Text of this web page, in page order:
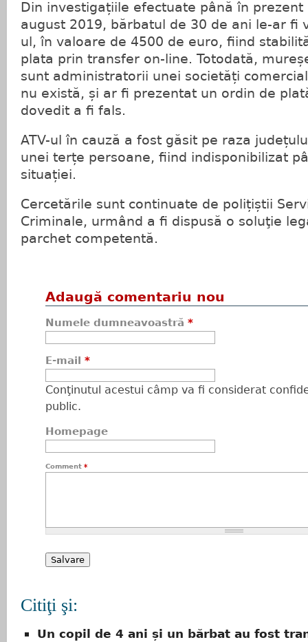
Din investigațiile efectuate până în
august 2019, bărbatul de 30 de ani le-ar fi
ul, în valoare de 4500 de euro, fiind
plata prin transfer on-line. Totodată,
sunt administratorii unei societăți
nu există, și ar fi prezentat un ordin de
dovedit a fi fals.
ATV-ul în cauză a fost găsit pe raza
unei terțe persoane, fiind indisponibilizat
situației.
Cercetările sunt continuate de polițiștii
Criminale, urmând a fi dispusă o soluţie
parchet competentă.
Adaugă comentariu nou
Numele dumneavoastră *
E-mail *
Conţinutul acestui câmp va fi considerat
public.
Homepage
Comment *
Citiţi şi:
Un copil de 4 ani și un bărbat au fost